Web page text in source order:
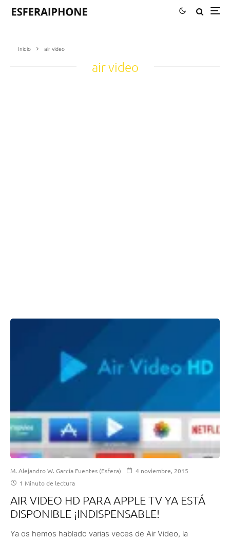
Inicio air video
air video
M. Alejandro W. García Fuentes (Esfera)
4 noviembre, 2015
1 Minuto de lectura
AIR VIDEO HD PARA APPLE TV YA ESTÁ
DISPONIBLE ¡INDISPENSABLE!
Ya os hemos hablado varias veces de Air Video, la